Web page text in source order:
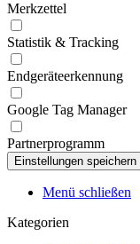
Merkzettel
Statistik & Tracking
Endgeräteerkennung
Google Tag Manager
Partnerprogramm
Menü schließen
Kategorien